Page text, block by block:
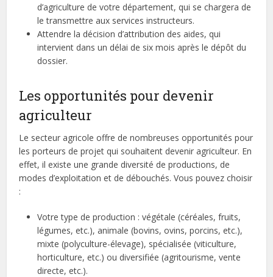
d’agriculture de votre département, qui se chargera de
le transmettre aux services instructeurs.
Attendre la décision d’attribution des aides, qui
intervient dans un délai de six mois après le dépôt du
dossier.
Les opportunités pour devenir
agriculteur
Le secteur agricole offre de nombreuses opportunités pour
les porteurs de projet qui souhaitent devenir agriculteur. En
effet, il existe une grande diversité de productions, de
modes d’exploitation et de débouchés. Vous pouvez choisir
:
Votre type de production : végétale (céréales, fruits,
légumes, etc.), animale (bovins, ovins, porcins, etc.),
mixte (polyculture-élevage), spécialisée (viticulture,
horticulture, etc.) ou diversifiée (agritourisme, vente
directe, etc.).